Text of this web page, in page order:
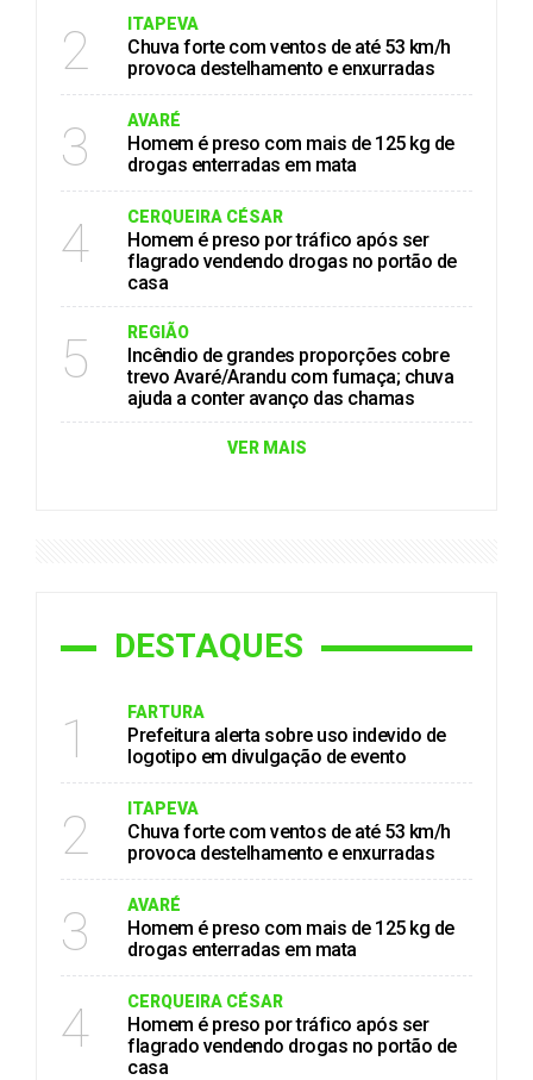
2 ITAPEVA
Chuva forte com ventos de até 53 km/h
provoca destelhamento e enxurradas
3 AVARÉ
Homem é preso com mais de 125 kg de
drogas enterradas em mata
4 CERQUEIRA CÉSAR
Homem é preso por tráfico após ser
flagrado vendendo drogas no portão de
casa
5 REGIÃO
Incêndio de grandes proporções cobre
trevo Avaré/Arandu com fumaça; chuva
ajuda a conter avanço das chamas
VER MAIS
DESTAQUES
1 FARTURA
Prefeitura alerta sobre uso indevido de
logotipo em divulgação de evento
2 ITAPEVA
Chuva forte com ventos de até 53 km/h
provoca destelhamento e enxurradas
3 AVARÉ
Homem é preso com mais de 125 kg de
drogas enterradas em mata
4 CERQUEIRA CÉSAR
Homem é preso por tráfico após ser
flagrado vendendo drogas no portão de
casa